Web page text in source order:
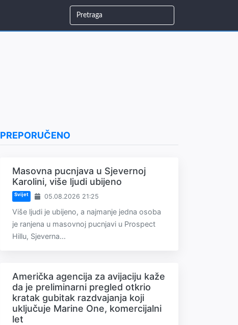
PREPORUČENO
Masovna pucnjava u Sjevernoj
Karolini, više ljudi ubijeno
Svijet 05.08.2026 21:25
Više ljudi je ubijeno, a najmanje jedna osoba
je ranjena u masovnoj pucnjavi u Prospect
Hillu, Sjeverna...
Američka agencija za avijaciju kaže
da je preliminarni pregled otkrio
kratak gubitak razdvajanja koji
uključuje Marine One, komercijalni
let